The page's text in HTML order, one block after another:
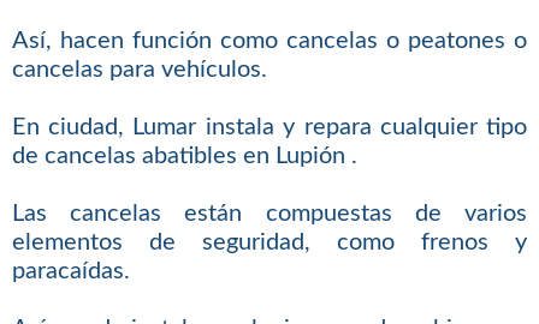
Así, hacen función como cancelas o peatones o
cancelas para vehículos.
En ciudad, Lumar instala y repara cualquier tipo
de cancelas abatibles en Lupión .
Las cancelas están compuestas de varios
elementos de seguridad, como frenos y
paracaídas.